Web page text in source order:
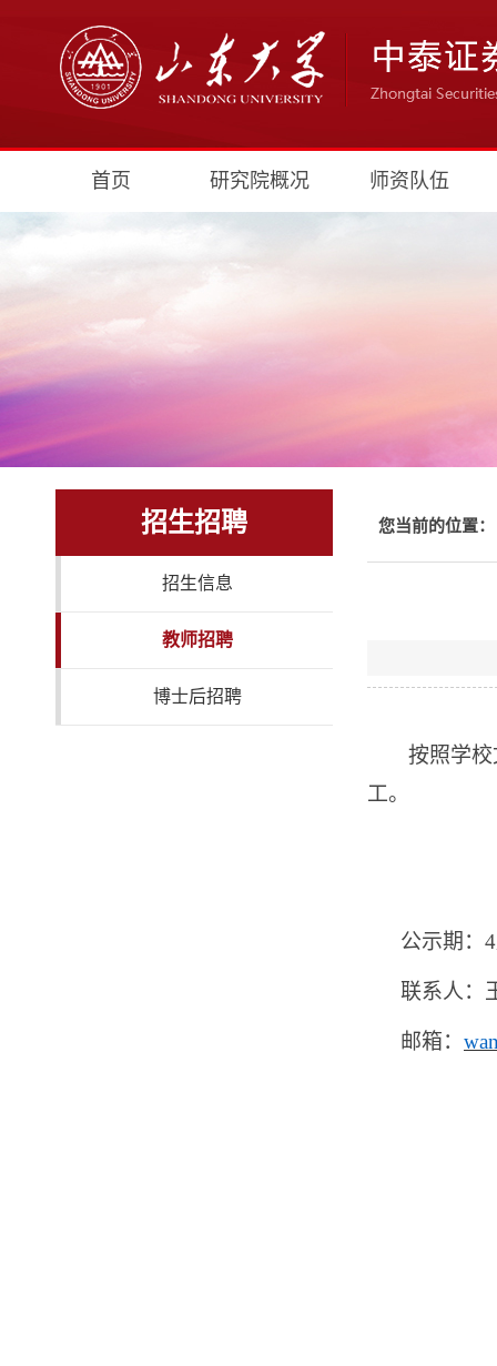
首页 研究院概况 师资队伍
招生招聘
招生信息
教师招聘
博士后招聘
您当前的位置：
按照学
工。
公示期：
联系人：
邮箱：